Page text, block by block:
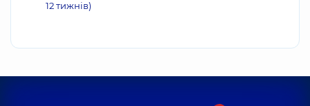
12 тижнів)